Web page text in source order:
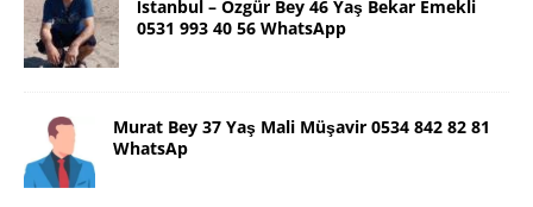
İstanbul – Özgür Bey 46 Yaş Bekar Emekli
0531 993 40 56 WhatsApp
Murat Bey 37 Yaş Mali Müşavir 0534 842 82 81
WhatsAp